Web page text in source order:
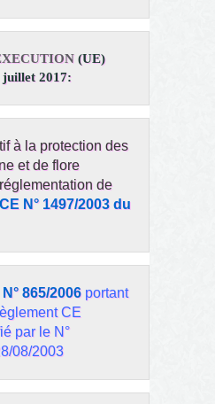
(UE)
juillet 2017:
à la protection des
et de flore
de
CE N° 1497/2003 du
865/2006 portant
CE
par le N°
08/2003